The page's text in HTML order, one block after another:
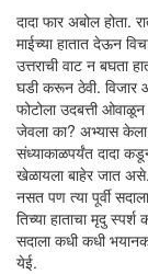
दादा फार अबोल होता.
माईच्या हातात देऊन
उत्तराची वाट न
घडी करून ठेवी. विजार
फोटोला उदबत्ती
जेवला का? अभ्यास केला
संध्याकाळपर्यंत दादा
खेळायला बाहेर जात
नसत पण त्या पूर्वी
तिच्या हाताचा मृदु स्पर्श
सदाला कधी कधी
येई.